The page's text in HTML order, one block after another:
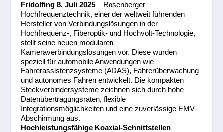
Fridolfing 8. Juli 2025 – Rosenberger
Hochfrequenztechnik, einer der weltweit führenden
Hersteller von Verbindungslösungen in der
Hochfrequenz-, Fiberoptik- und Hochvolt-Technologie,
stellt seine neuen modularen
Kameraverbindungslösungen vor. Diese wurden
speziell für automobile Anwendungen wie
Fahrerassistenzsysteme (ADAS), Fahrerüberwachung
und autonomes Fahren entwickelt. Die kompakten
Steckverbindersysteme zeichnen sich durch hohe
Datenübertragungsraten, flexible
Integrationsmöglichkeiten und eine zuverlässige EMV-
Abschirmung aus.
Hochleistungsfähige Koaxial-Schnittstellen